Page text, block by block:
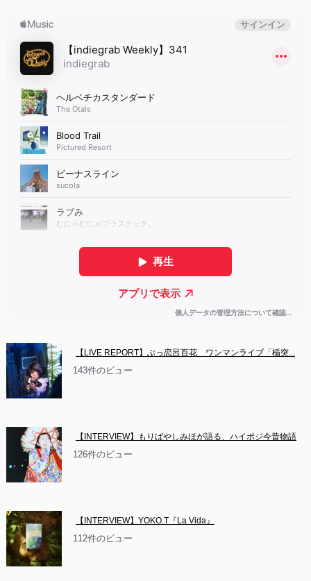
【LIVE REPORT】ぶっ恋呂百花　ワンマンライブ「楯突...
143件のビュー
【INTERVIEW】もりばやしみほが語る、ハイポジ今昔物語
126件のビュー
【INTERVIEW】YOKO.T『La Vida』
112件のビュー